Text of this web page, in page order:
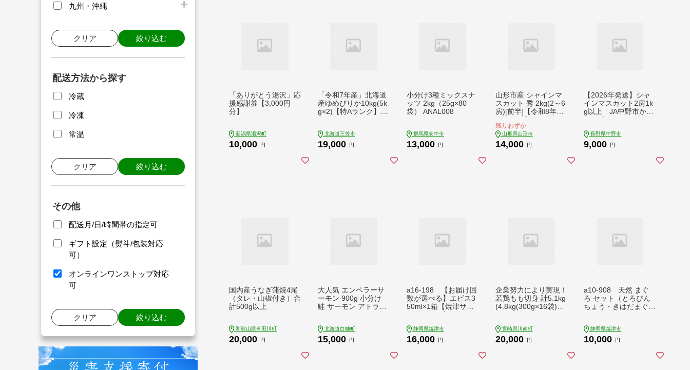
九州・沖縄
クリア 絞り込む
配送方法から探す
冷蔵
冷凍
常温
クリア 絞り込む
その他
配送月/日/時間帯の指定可
ギフト設定（熨斗/包装対応
可）
オンラインワンストップ対応
可
クリア 絞り込む
「ありがとう湯沢」応
援感謝券【3,000円
分】
新潟県湯沢町
10,000 円
「令和7年産」北海道
産ゆめぴりか10kg(5k
g×2)【特Aランク】
6120】
北海道三笠市
19,000 円
小分け3種ミックスナ
ッツ 2kg（25g×80
袋） ANAL008
群馬県安中市
13,000 円
山形市産 シャインマ
スカット 秀 2kg(2～6
房)[前半]【令和8年産
残りわずか
山形県山形市
14,000 円
【2026年発送】シャ
インマスカット2房1k
g以上 JA中野市から
長野県中野市
9,000 円
国内産うなぎ蒲焼4尾
（タレ・山椒付き）合
計500g以上
和歌山県有田川町
20,000 円
大人気 エンペラーサ
ーモン 900g 小分け
鮭 サーモン アトラン
シャケ しゃけ sake カ
ルパッチョ ソテー レ
北海道白糠町
15,000 円
a16-198 【お届け回
数が選べる】エビス3
50ml×1箱【焼津サッ
静岡県焼津市
16,000 円
企業努力により実現！
若鶏もも切身 計5.1kg
(4.8kg(300g×16袋)+3
宮崎県川南町
20,000 円
a10-908 天然 まぐ
ろ セット（とろびん
ちょう・きはだまぐ
静岡県焼津市
10,000 円